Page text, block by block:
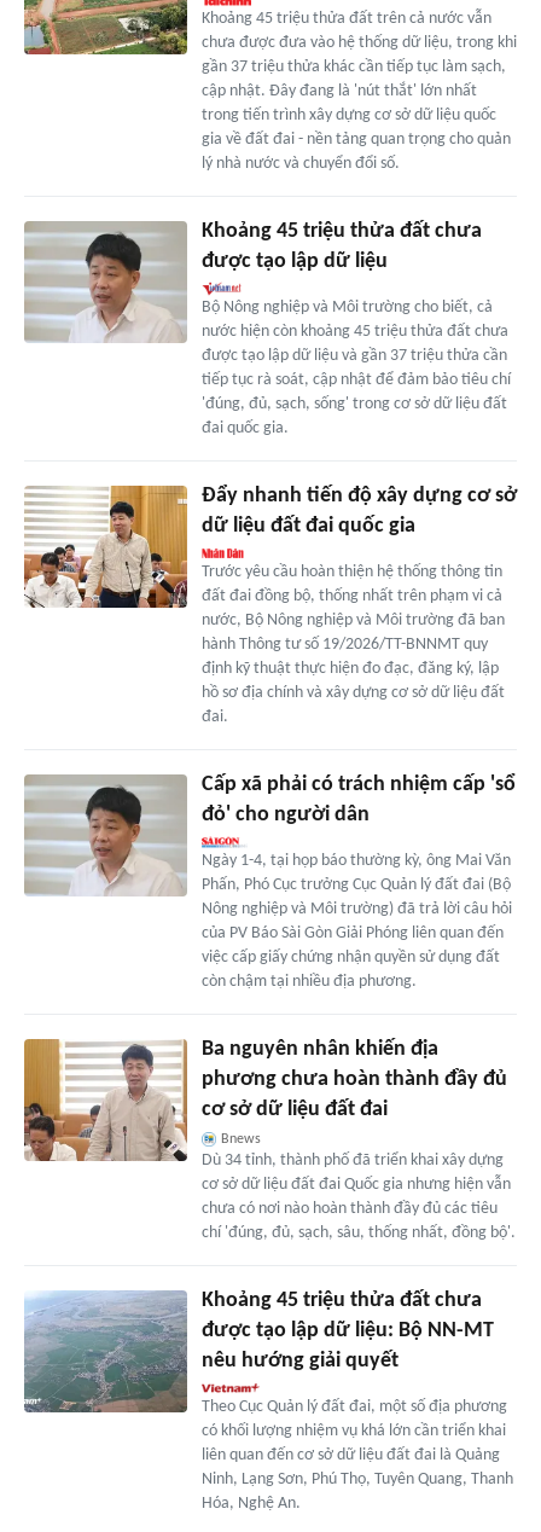
Khoảng 45 triệu thửa đất trên cả nước vẫn
chưa được đưa vào hệ thống dữ liệu, trong khi
gần 37 triệu thửa khác cần tiếp tục làm sạch,
cập nhật. Đây đang là 'nút thắt' lớn nhất
trong tiến trình xây dựng cơ sở dữ liệu quốc
gia về đất đai - nền tảng quan trọng cho quản
lý nhà nước và chuyển đổi số.
Khoảng 45 triệu thửa đất chưa
được tạo lập dữ liệu
Bộ Nông nghiệp và Môi trường cho biết, cả
nước hiện còn khoảng 45 triệu thửa đất chưa
được tạo lập dữ liệu và gần 37 triệu thửa cần
tiếp tục rà soát, cập nhật để đảm bảo tiêu chí
'đúng, đủ, sạch, sống' trong cơ sở dữ liệu đất
đai quốc gia.
Đẩy nhanh tiến độ xây dựng cơ sở
dữ liệu đất đai quốc gia
Trước yêu cầu hoàn thiện hệ thống thông tin
đất đai đồng bộ, thống nhất trên phạm vi cả
nước, Bộ Nông nghiệp và Môi trường đã ban
hành Thông tư số 19/2026/TT-BNNMT quy
định kỹ thuật thực hiện đo đạc, đăng ký, lập
hồ sơ địa chính và xây dựng cơ sở dữ liệu đất
đai.
Cấp xã phải có trách nhiệm cấp 'sổ
đỏ' cho người dân
Ngày 1-4, tại họp báo thường kỳ, ông Mai Văn
Phấn, Phó Cục trưởng Cục Quản lý đất đai (Bộ
Nông nghiệp và Môi trường) đã trả lời câu hỏi
của PV Báo Sài Gòn Giải Phóng liên quan đến
việc cấp giấy chứng nhận quyền sử dụng đất
còn chậm tại nhiều địa phương.
Ba nguyên nhân khiến địa
phương chưa hoàn thành đầy đủ
cơ sở dữ liệu đất đai
Bnews
Dù 34 tỉnh, thành phố đã triển khai xây dựng
cơ sở dữ liệu đất đai Quốc gia nhưng hiện vẫn
chưa có nơi nào hoàn thành đầy đủ các tiêu
chí 'đúng, đủ, sạch, sâu, thống nhất, đồng bộ'.
Khoảng 45 triệu thửa đất chưa
được tạo lập dữ liệu: Bộ NN-MT
nêu hướng giải quyết
Theo Cục Quản lý đất đai, một số địa phương
có khối lượng nhiệm vụ khá lớn cần triển khai
liên quan đến cơ sở dữ liệu đất đai là Quảng
Ninh, Lạng Sơn, Phú Thọ, Tuyên Quang, Thanh
Hóa, Nghệ An.